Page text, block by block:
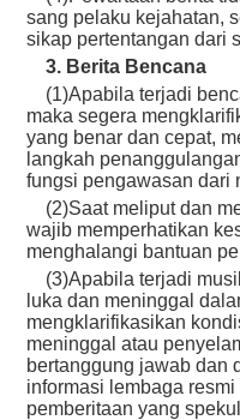
sang pelaku kejahatan,
sikap pertentangan dari
3. Berita Bencana
(1)Apabila terjadi
maka segera
yang benar dan cepat,
langkah
fungsi pengawasan dari
(2)Saat meliput dan
wajib memperhatikan
menghalangi bantuan
(3)Apabila terjadi
luka dan meninggal
mengklarifikasikan
meninggal atau
bertanggung jawab dan
informasi lembaga
pemberitaan yang